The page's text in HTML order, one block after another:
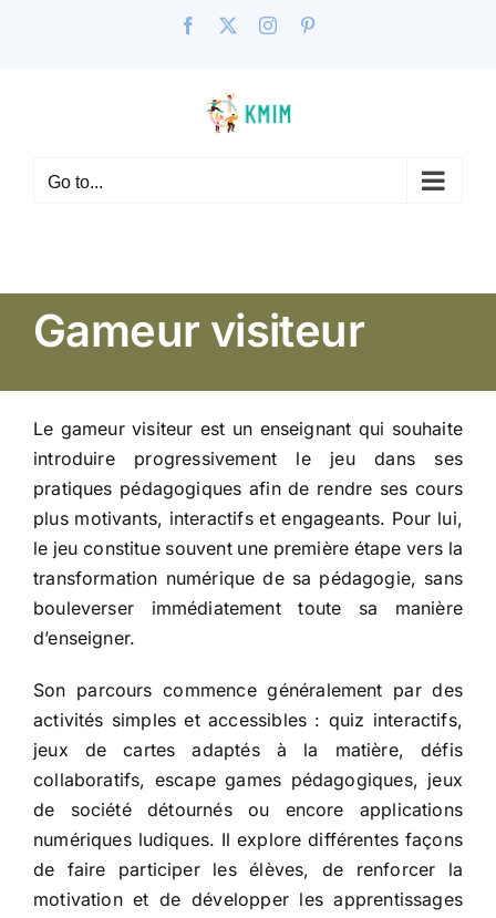
Facebook Instagram
Go to...
Gameur visiteur
Le gameur visiteur est un enseignant qui souhaite
introduire progressivement le jeu dans ses
pratiques pédagogiques afin de rendre ses cours
plus motivants, interactifs et engageants. Pour lui,
le jeu constitue souvent une première étape vers la
transformation numérique de sa pédagogie, sans
bouleverser immédiatement toute sa manière
d’enseigner.
Son parcours commence généralement par des
activités simples et accessibles : quiz interactifs,
jeux de cartes adaptés à la matière, défis
collaboratifs, escape games pédagogiques, jeux
de société détournés ou encore applications
numériques ludiques. Il explore différentes façons
de faire participer les élèves, de renforcer la
motivation et de développer les apprentissages